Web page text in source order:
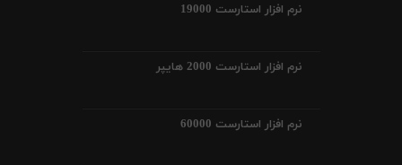
نرم افزار استارست 19000
نرم افزار استارست 2000 هایپر
نرم افزار استارست 60000